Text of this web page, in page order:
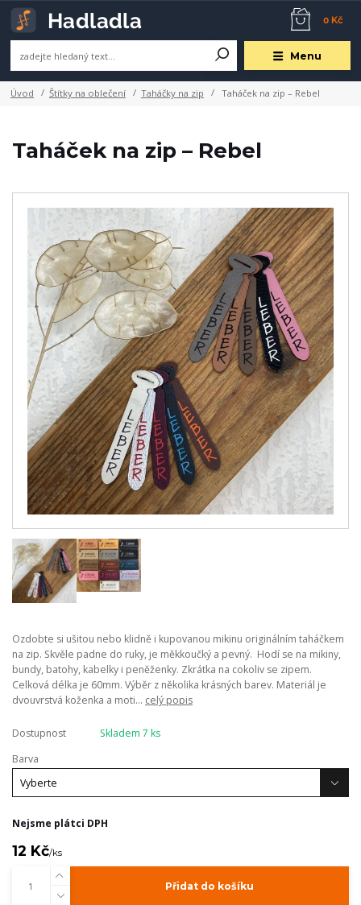
Menu
0 Kč
Úvod Štítky na oblečení Taháčky na zip Taháček na zip – Rebel
Taháček na zip – Rebel
Ozdobte si ušitou nebo klidně i kupovanou mikinu originálním taháčkem
na zip. Skvěle padne do ruky, je měkkoučký a pevný. Hodí se na mikiny,
bundy, batohy, kabelky i peněženky. Zkrátka na cokoliv se zipem.
Celková délka je 60mm. Výběr z několika krásných barev. Materiál je
dvouvrstvá koženka a moti... celý popis
Dostupnost
Skladem 7 ks
Barva
Nejsme plátci DPH
12 Kč/ks
Přidat do košíku